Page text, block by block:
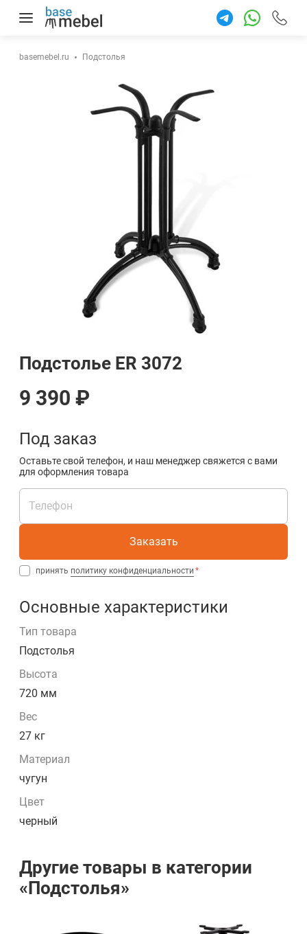
+7 922
87-77
basemebel.ru Подстолья
Подстолье ER 3072
9 390 ₽
Под заказ
Оставьте свой телефон, и наш менеджер свяжется с вами
для оформления товара
Заказать
принять политику конфиденциальности
Основные характеристики
Тип товара
Подстолья
Высота
720 мм
Вес
27 кг
Материал
чугун
Цвет
черный
Другие товары в категории
«Подстолья»